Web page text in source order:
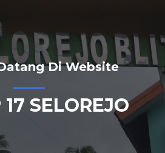
Di Website
SELOREJO